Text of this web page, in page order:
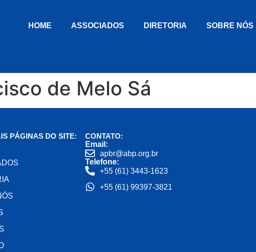
HOME ASSOCIADOS DIRETORIA SOBRE NÓS
de Melo Sá
PÁGINAS DO SITE:
CONTATO:
Email:
apbr@abp.org.br
Telefone:
+55 (61) 3443-1623
+55 (61) 99397-3821